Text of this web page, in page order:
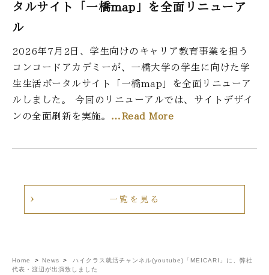
タルサイト「一橋map」を全面リニューア
ル
2026年7月2日、学生向けのキャリア教育事業を担う
コンコードアカデミーが、一橋大学の学生に向けた学
生生活ポータルサイト「一橋map」を全面リニューア
ルしました。 今回のリニューアルでは、サイトデザイ
ンの全面刷新を実施。 …Read More
一覧を見る
Home > News >
ハイクラス就活チャンネル(youtube)「MEICARI」に、弊社
代表・渡辺が出演致しました